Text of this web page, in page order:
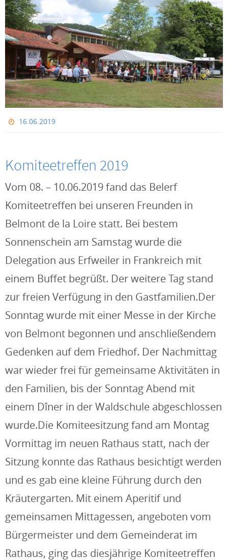
16.06.2019
Komiteetreffen 2019
Vom 08. – 10.06.2019 fand das Belerf
Komiteetreffen bei unseren Freunden in
Belmont de la Loire statt. Bei bestem
Sonnenschein am Samstag wurde die
Delegation aus Erfweiler in Frankreich mit
einem Buffet begrüßt. Der weitere Tag stand
zur freien Verfügung in den Gastfamilien.Der
Sonntag wurde mit einer Messe in der Kirche
von Belmont begonnen und anschließendem
Gedenken auf dem Friedhof. Der Nachmittag
war wieder frei für gemeinsame Aktivitäten in
den Familien, bis der Sonntag Abend mit
einem Dîner in der Waldschule abgeschlossen
wurde.Die Komiteesitzung fand am Montag
Vormittag im neuen Rathaus statt, nach der
Sitzung konnte das Rathaus besichtigt werden
und es gab eine kleine Führung durch den
Kräutergarten. Mit einem Aperitif und
gemeinsamen Mittagessen, angeboten vom
Bürgermeister und dem Gemeinderat im
Rathaus, ging das diesjährige Komiteetreffen